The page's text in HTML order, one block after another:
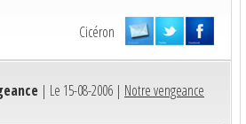
Cicéron
| Le 15-08-2006 | Notre vengeance